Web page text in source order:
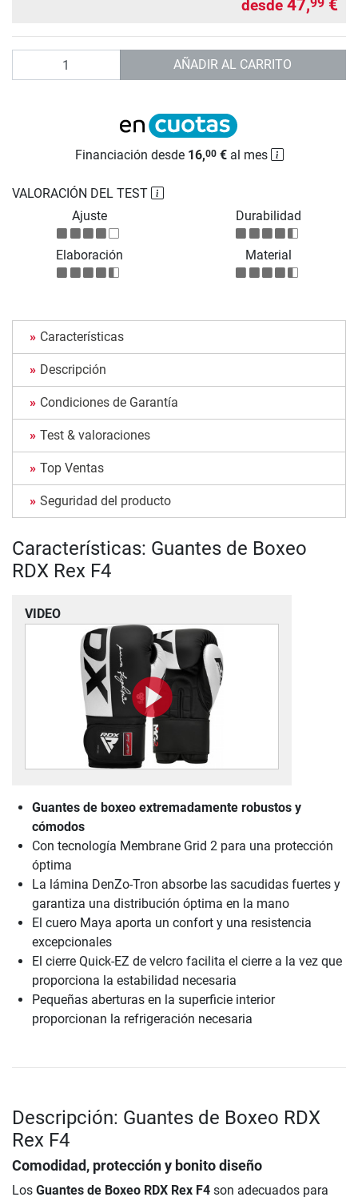
desde 47, €
AÑADIR AL CARRITO
VALORACIÓN DEL TEST
Ajuste
Durabilidad
Elaboración Material
Financiación desde 16,00€al mes
Características
Descripción
Condiciones de Garantía
Test & valoraciones
Top Ventas
Seguridad del producto
Características: Guantes de Boxeo
RDX Rex F4
VIDEO
Guantes de boxeo extremadamente robustos y
cómodos
Con tecnología Membrane Grid 2 para una protección
óptima
La lámina DenZo-Tron absorbe las sacudidas fuertes y
garantiza una distribución óptima en la mano
El cuero Maya aporta un confort y una resistencia
excepcionales
El cierre Quick-EZ de velcro facilita el cierre a la vez que
proporciona la estabilidad necesaria
Pequeñas aberturas en la superficie interior
proporcionan la refrigeración necesaria
Descripción: Guantes de Boxeo RDX
Rex F4
Comodidad, protección y bonito diseño
Los Guantes de Boxeo RDX Rex F4 son adecuados para